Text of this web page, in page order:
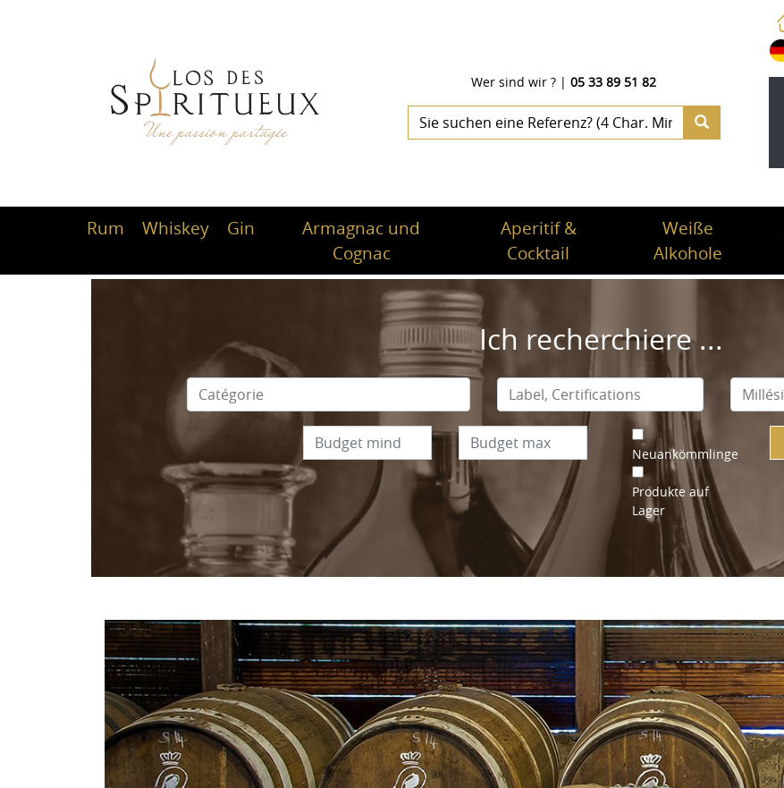
Wer sind wir ? |05 33 89 51 82
Rum Whiskey Gin
Armagnac und
Cognac
Aperitif &
Cocktail
Weiße
Alkohole
Ich recherchiere ...
Neuankömmlinge
Produkte auf
Lager